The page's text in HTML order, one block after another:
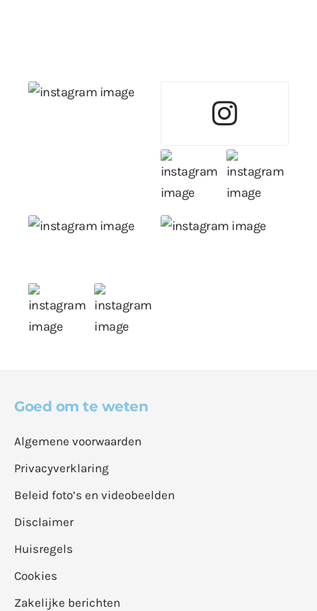
Goed om te weten
Algemene voorwaarden
Privacyverklaring
Beleid foto’s en videobeelden
Disclaimer
Huisregels
Cookies
Zakelijke berichten